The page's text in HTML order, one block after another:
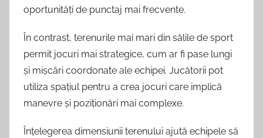
oportunități de punctaj mai frecvente.
În contrast, terenurile mai mari din sălile de sport
permit jocuri mai strategice, cum ar fi pase lungi
și mișcări coordonate ale echipei. Jucătorii pot
utiliza spațiul pentru a crea jocuri care implică
manevre și poziționări mai complexe.
Înțelegerea dimensiunii terenului ajută echipele să